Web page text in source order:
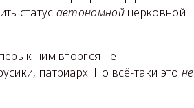
статус автономнойцерковной
к ним вторгся не
патриарх. Но всё-таки это не